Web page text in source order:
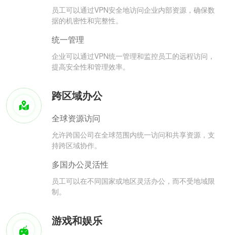
员工可以通过VPN安全地访问企业内部资源，确保数
据的机密性和完整性。
统一管理
企业可以通过VPN统一管理和监控员工的远程访问，
提高安全性和管理效率。
跨区域办公
全球资源访问
允许跨国公司在全球范围内统一访问和共享资源，支
持跨区域协作。
多国办公灵活性
员工可以在不同国家或地区灵活办公，而不受地域限
制。
游戏和娱乐